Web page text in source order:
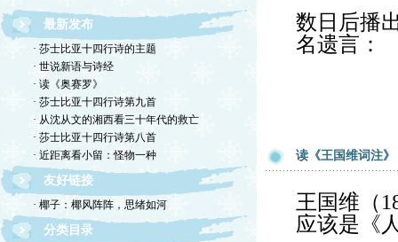
欢迎转载！请注明作者与首发网站。
最新发布
· 莎士比亚十四行诗的主题
· 世说新语与诗经
· 读《奥赛罗》
· 莎士比亚十四行诗第九首
· 从沈从文的湘西看三十年代的救亡
· 莎士比亚十四行诗第八首
· 近距离看小留：怪物一种
友好链接
· 椰子：椰风阵阵，思绪如河
分类目录
数日后播
名遗言：
读《王国维词注》
王国维（
应该是《